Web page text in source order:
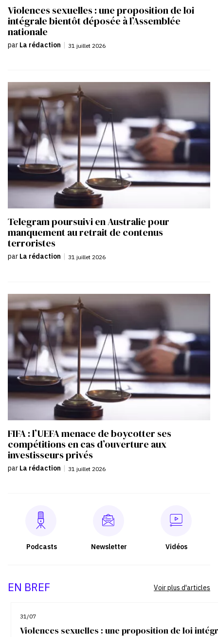
Violences sexuelles : une proposition de loi
intégrale bientôt déposée à l’Assemblée
nationale
par La rédaction | 31 juillet 2026
Telegram poursuivi en Australie pour
manquement au retrait de contenus
terroristes
par La rédaction 31 juillet 2026
FIFA : l’UEFA menace de boycotter ses
compétitions en cas d’ouverture aux
investisseurs privés
par La rédaction | 31 juillet 2026
Podcasts Newsletter Vidéos
EN BREF
31/07
Violences sexuelles : une proposition de loi
Voir plus d'articles